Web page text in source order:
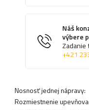
Náš
výbere
Zadanie
+421
Nosnosť jednej nápravy:
Rozmiestnenie